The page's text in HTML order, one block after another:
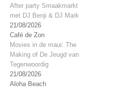
After party Smaakmarkt
met DJ Benji & DJ Mark
21/08/2026
Café de Zon
Movies in de maui: The
Making of De Jeugd van
Tegenwoordig
21/08/2026
Aloha Beach